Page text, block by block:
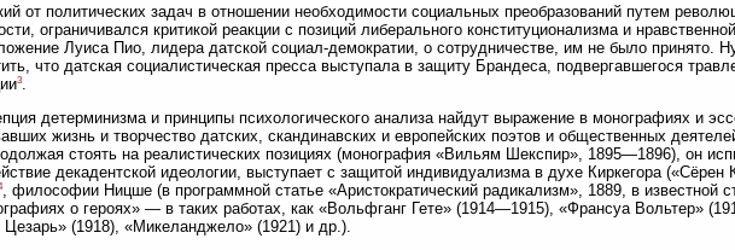
от политических задач в отношении необходимости социальных преобразований путем
ограничивался критикой реакции с позиций либерального конституционализма и
Луиса Пио, лидера датской социал-демократии, о сотрудничестве, им не было принято.
что датская социалистическая пресса выступала в защиту Брандеса, подвергавшегося
3
детерминизма и принципы психологического анализа найдут выражение в монографиях и
жизнь и творчество датских, скандинавских и европейских поэтов и общественных
стоять на реалистических позициях (монография «Вильям Шекспир», 1895—1896), он
декадентской идеологии, выступает с защитой индивидуализма в духе Киркегора («Сёрен
, философии Ницше (в программной статье «Аристократический радикализм», 1889, в известной
о героях» — в таких работах, как «Вольфганг Гете» (1914—1915), «Франсуа Вольтер»
(1918), «Микеланджело» (1921) и др.).